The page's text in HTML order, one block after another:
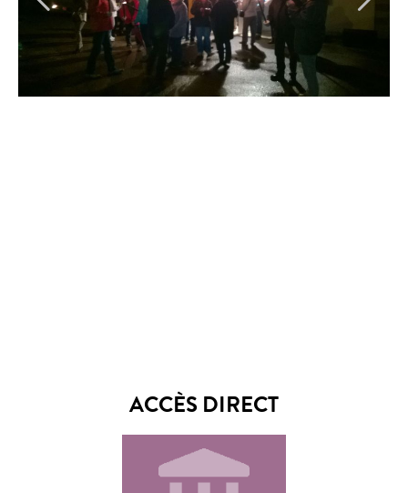
ACCÈS DIRECT